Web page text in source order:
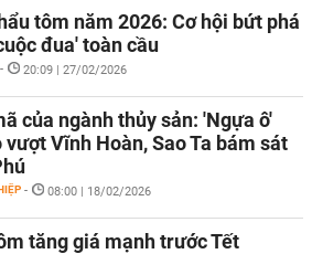
tôm năm 2026: Cơ hội bứt phá
đua' toàn cầu
- 20:09 | 27/02/2026
của ngành thủy sản: 'Ngựa ô'
vượt Vĩnh Hoàn, Sao Ta bám sát
- 08:00 | 18/02/2026
tăng giá mạnh trước Tết